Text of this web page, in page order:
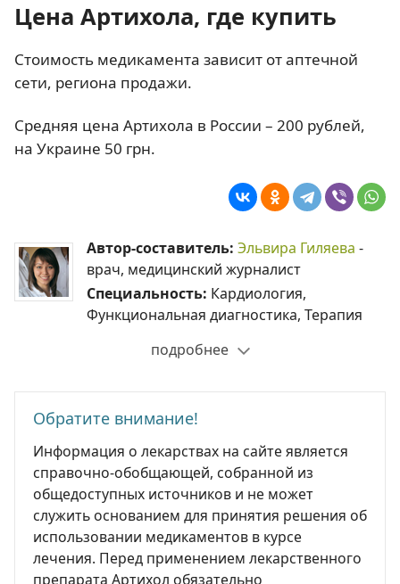
Цена Артихола, где купить
Стоимость медикамента зависит от аптечной
сети, региона продажи.
Средняя цена Артихола в России – 200 рублей,
на Украине 50 грн.
Автор-составитель: Эльвира Гиляева -
врач, медицинский журналист
Специальность: Кардиология,
Функциональная диагностика, Терапия
подробнее
Обратите внимание!
Информация о лекарствах на сайте является
справочно-обобщающей, собранной из
общедоступных источников и не может
служить основанием для принятия решения об
использовании медикаментов в курсе
лечения. Перед применением лекарственного
препарата Артихол обязательно